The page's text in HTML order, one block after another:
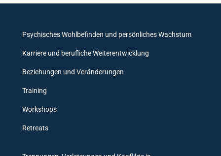
Psychisches Wohlbefinden und persönliches Wachstum
Karriere und berufliche Weiterentwicklung
Beziehungen und Veränderungen
Training
Workshops
Retreats